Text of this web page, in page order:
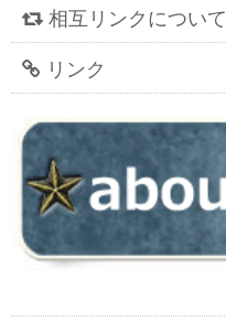
相互リンクについて
リンク